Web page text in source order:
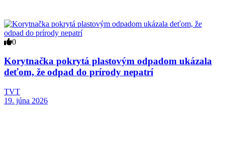
0
Korytnačka pokrytá plastovým odpadom ukázala
deťom, že odpad do prírody nepatrí
TVT
19. júna 2026